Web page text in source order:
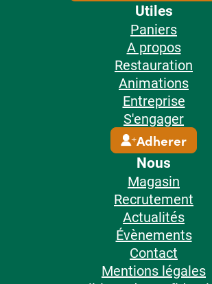
Utiles
Paniers
A propos
Restauration
Animations
Entreprise
S'engager
Adherer
Nous
Magasin
Recrutement
Actualités
Évènements
Contact
Mentions légales